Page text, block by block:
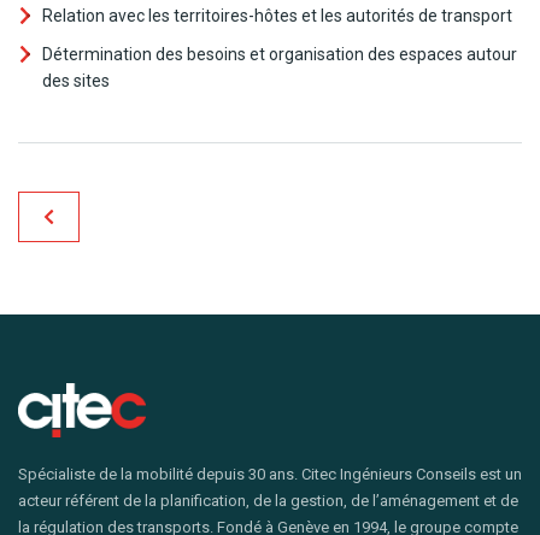
Relation avec les territoires-hôtes et les autorités de transport
Détermination des besoins et organisation des espaces autour
des sites
Spécialiste de la mobilité depuis 30 ans. Citec Ingénieurs Conseils est un
acteur référent de la planification, de la gestion, de l’aménagement et de
la régulation des transports. Fondé à Genève en 1994, le groupe compte